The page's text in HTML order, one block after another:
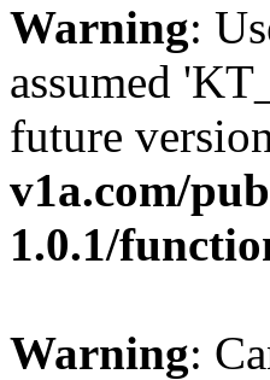
Warning:
assumed
future
v1a.com/
1.0.1/
Warning: